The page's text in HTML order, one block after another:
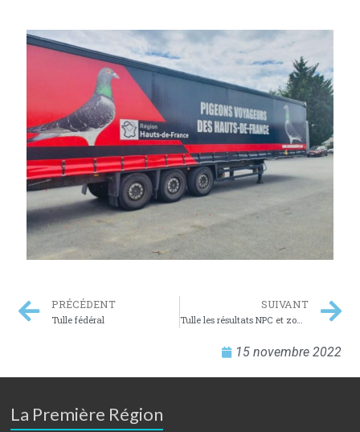
PRÉCÉDENT
Tulle fédéral
SUIVANT
15 novembre 2022
La Première Région